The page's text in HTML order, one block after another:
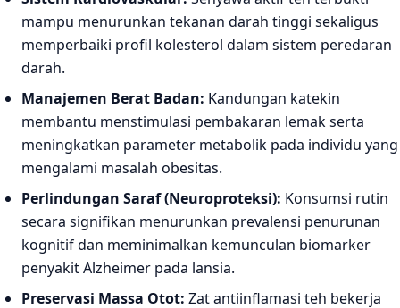
mampu menurunkan tekanan darah tinggi sekaligus
memperbaiki profil kolesterol dalam sistem peredaran
darah.
Manajemen Berat Badan: Kandungan katekin
membantu menstimulasi pembakaran lemak serta
meningkatkan parameter metabolik pada individu yang
mengalami masalah obesitas.
Perlindungan Saraf (Neuroproteksi): Konsumsi rutin
secara signifikan menurunkan prevalensi penurunan
kognitif dan meminimalkan kemunculan biomarker
penyakit Alzheimer pada lansia.
Preservasi Massa Otot: Zat antiinflamasi teh bekerja